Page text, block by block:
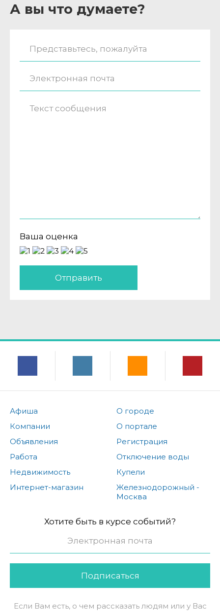
А вы что думаете?
Ваша оценка
Отправить
Афиша
Компании
Объявления
Работа
Недвижимость
Интернет-магазин
О городе
О портале
Регистрация
Отключение воды
Купели
Железнодорожный -
Москва
Хотите быть в курсе событий?
Подписаться
Если Вам есть, о чем рассказать людям или у Вас